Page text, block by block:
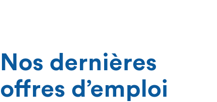
Nos dernières
offres d’emploi